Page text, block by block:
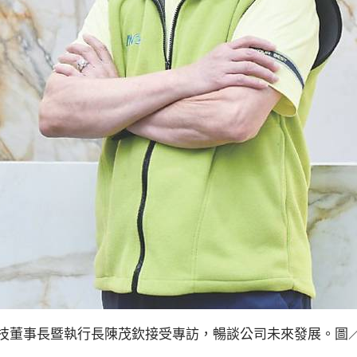
董事長暨執行長陳茂欽接受專訪，暢談公司未來發展。圖